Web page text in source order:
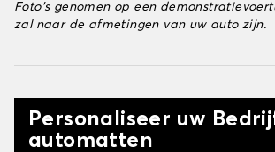
Foto's genomen op een
zal naar de afmetingen van uw auto zijn.
Personaliseer uw
automatten